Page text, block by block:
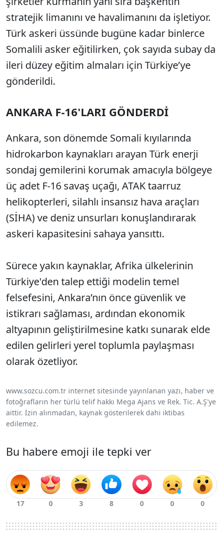
stratejik limanını ve havalimanını da işletiyor.
Türk askeri üssünde bugüne kadar binlerce
Somalili asker eğitilirken, çok sayıda subay da
ileri düzey eğitim almaları için Türkiye’ye
gönderildi.
ANKARA F-16'LARI GÖNDERDİ
Ankara, son dönemde Somali kıyılarında
hidrokarbon kaynakları arayan Türk enerji
sondaj gemilerini korumak amacıyla bölgeye
üç adet F-16 savaş uçağı, ATAK taarruz
helikopterleri, silahlı insansız hava araçları
(SİHA) ve deniz unsurları konuşlandırarak
askeri kapasitesini sahaya yansıttı.
Sürece yakın kaynaklar, Afrika ülkelerinin
Türkiye'den talep ettiği modelin temel
felsefesini, Ankara’nın önce güvenlik ve
istikrarı sağlaması, ardından ekonomik
altyapının geliştirilmesine katkı sunarak elde
edilen gelirleri yerel toplumla paylaşması
olarak özetliyor.
www.sozcu.com.tr internet sitesinde yayınlanan yazı, haber ve
fotoğrafların her türlü telif hakkı Mega Ajans ve Rek. Tic. A.Ş'ye
aittir. İzin alınmadan, kaynak gösterilerek dahi iktibas
edilemez.
Bu habere emoji ile tepki ver